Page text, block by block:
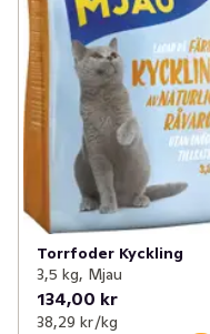
Torrfoder Kyckling
3,5 kg, Mjau
134,00 kr
38,29 kr /kg